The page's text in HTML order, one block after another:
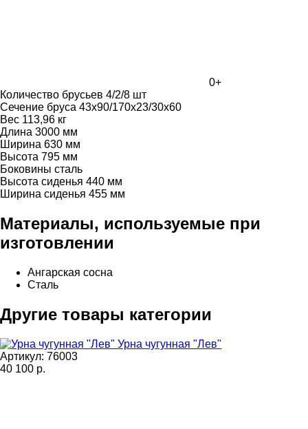
0+
Количество брусьев 4/2/8 шт
Сечение бруса 43х90/170х23/30х60
Вес 113,96 кг
Длина 3000 мм
Ширина 630 мм
Высота 795 мм
Боковины сталь
Высота сиденья 440 мм
Ширина сиденья 455 мм
Материалы, используемые при
изготовлении
Ангарская сосна
Сталь
Другие товары категории
Урна чугунная "Лев"
Артикул: 76003
40 100 р.